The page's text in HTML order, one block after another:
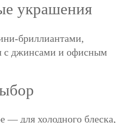
украшения
бриллиантами,
с джинсами и офисным
— для холодного блеска,